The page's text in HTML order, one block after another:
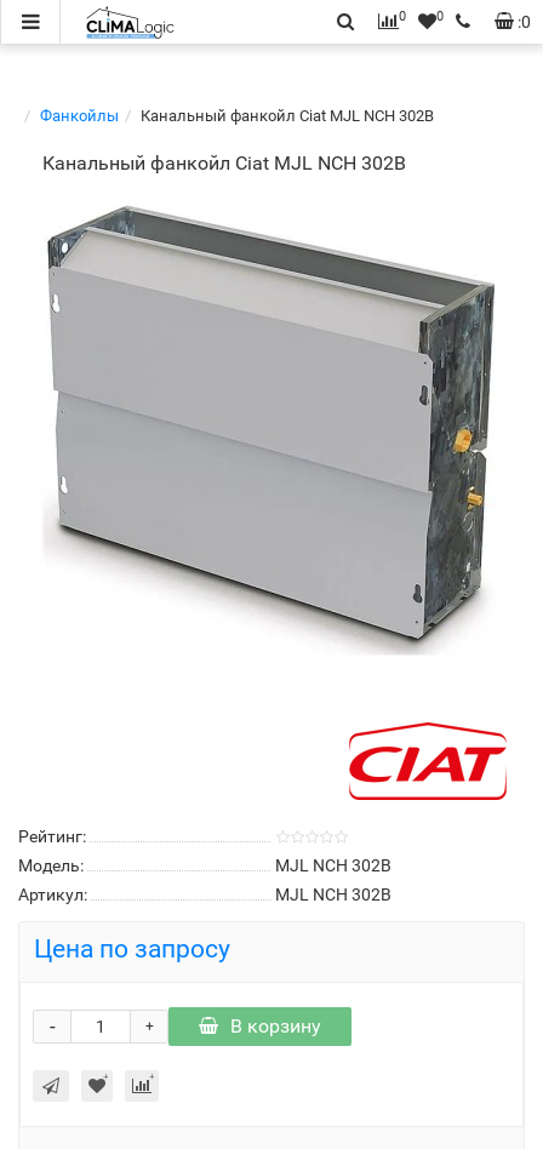
:0
0 0
Фанкойлы Канальный фанкойл Ciat MJL NCH 302B
Канальный фанкойл Ciat MJL NCH 302B
Рейтинг:
Модель:
MJL NCH 302B
Артикул:
MJL NCH 302B
Цена по запросу
+
- В корзину